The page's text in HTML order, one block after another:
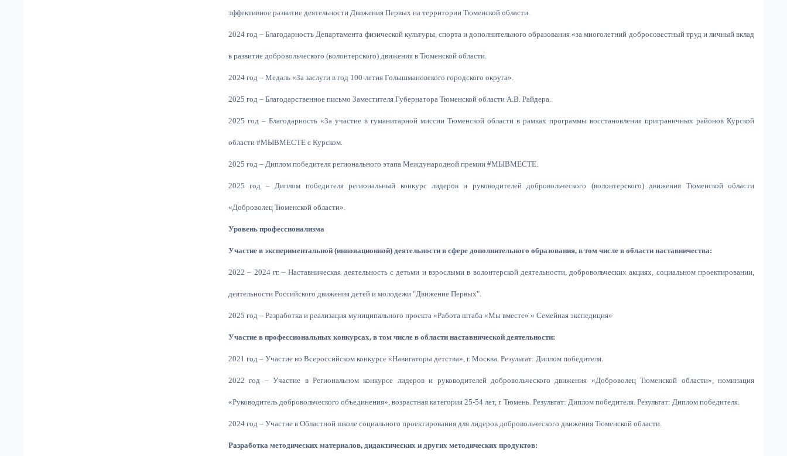
эффективное развитие деятельности Движения Первых на территории Тюменской области.
2024 год – Благодарность Департамента физической культуры, спорта и дополнительного образования «за многолетний добросовестный труд и личный вклад
в развитие добровольческого (волонтерского) движения в Тюменской области.
2024 год – Медаль «За заслуги в год 100-летия Голышмановского городского округа».
2025 год – Благодарственное письмо Заместителя Губернатора Тюменской области А.В. Райдера.
2025 год – Благодарность «За участие в гуманитарной миссии Тюменской области в рамках программы восстановления приграничных районов Курской
области #МЫВМЕСТЕ с Курском.
2025 год – Диплом победителя регионального этапа Международной премии #МЫВМЕСТЕ.
2025 год – Диплом победителя региональный конкурс лидеров и руководителей добровольческого (волонтерского) движения Тюменской области
«Доброволец Тюменской области».
Уровень профессионализма
Участие в экспериментальной (инновационной) деятельности в сфере дополнительного образования, в том числе в области наставничества:
2022 – 2024 гг. – Наставническая деятельность с детьми и взрослыми в волонтерской деятельности, добровольческих акциях, социальном проектировании,
деятельности Российского движения детей и молодежи "Движение Первых".
2025 год – Разработка и реализация муниципального проекта «Работа штаба «Мы вместе» « Семейная экспедиция»
Участие в профессиональных конкурсах, в том числе в области наставнической деятельности:
2021 год – Участие во Всероссийском конкурсе «Навигаторы детства», г. Москва. Результат: Диплом победителя.
2022 год – Участие в Региональном конкурсе лидеров и руководителей добровольческого движения «Доброволец Тюменской области», номинация
«Руководитель добровольческого объединения», возрастная категория 25-54 лет, г. Тюмень. Результат: Диплом победителя. Результат: Диплом победителя.
2024 год – Участие в Областной школе социального проектирования для лидеров добровольческого движения Тюменской области.
Разработка методических материалов, дидактических и других методических продуктов: